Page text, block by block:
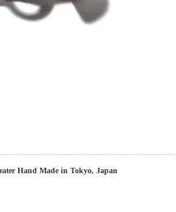
Hand Made in Tokyo, Japan